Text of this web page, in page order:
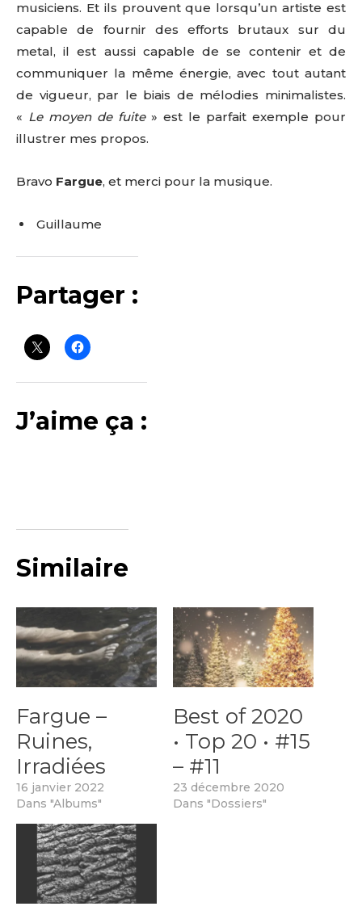
musiciens. Et ils prouvent que lorsqu’un artiste est
capable de fournir des efforts brutaux sur du
metal, il est aussi capable de se contenir et de
communiquer la même énergie, avec tout autant
de vigueur, par le biais de mélodies minimalistes.
« Le moyen de fuite» est le parfait exemple pour
illustrer mes propos.
Bravo Fargue, et merci pour la musique.
Guillaume
Partager :
J’aime ça :
Similaire
Fargue –
Ruines,
Irradiées
16 janvier 2022
Dans "Albums"
Best of 2020
• Top 20 • #15
– #11
23 décembre 2020
Dans "Dossiers"